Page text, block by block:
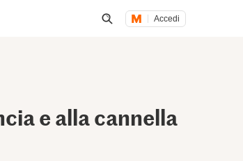
Accedi
e alla cannella